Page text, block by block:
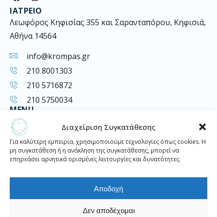
Διαχείριση Συγκατάθεσης
Για καλύτερη εμπειρία, χρησιμοποιούμε τεχνολογίες όπως cookies. Η
μη συγκατάθεση ή η ανάκληση της συγκατάθεσης, μπορεί να
επηρεάσει αρνητικά ορισμένες λειτουργίες και δυνατότητες.
Αποδοχή
Δεν αποδέχομαι
a
c
e
b
o
k
n
s
t
a
g
a
ΙΑΤΡΕΊΟ
Λεωφόρος Κηφισίας 355 και Σαρανταπόρου, Κηφισιά,
Αθήνα 14564
info@krompas.gr
210 8001303
210 5716872
210 5750034
MENU
Υπηρεσίες
Σχετικά με εμάς
Επικοινωνία
LINKS